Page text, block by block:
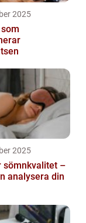
2025
2025
sömnkvalitet –
analysera din